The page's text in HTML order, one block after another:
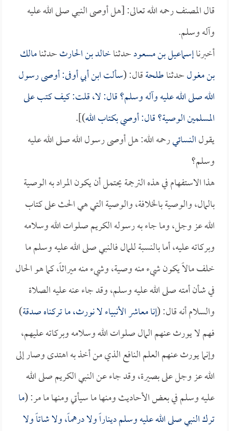
قال المصنف رحمه الله تعالى: [هل أوصى النبي صلى الله عليه
وآله وسلم.
أخبرناإسماعيل بن مسعودحدثناخالد بن الحارثحدثنامالك
بن مغولحدثناطلحةقال: (سألتابن أبي أوفى: أوصى رسول
الله صلى الله عليه وآله وسلم؟ قال: لا، قلت: كيف كتب على
المسلمين الوصية؟ قال: أوصي بكتاب الله)].
يقولالنسائيرحمه الله: هل أوصى رسول الله صلى الله عليه
وسلم؟
هذا الاستفهام في هذه الترجمة يحتمل أن يكون المراد به الوصية
بالمال، والوصية بالخلافة، والوصية التي هي الحث على كتاب
الله عز وجل، وما جاء به رسوله الكريم صلوات الله وسلامه
وبركاته عليه، أما بالنسبة للمال فالنبي صلى الله عليه وسلم ما
خلف مالاً يكون شيء منه وصية، وشيء منه ميراثاً، كما هو الحال
في شأن أمته صلى الله عليه وسلم، وقد جاء عنه عليه الصلاة
والسلام أنه قال: (إنا معاشر الأنبياء لا نورث، ما تركناه صدقة)
فهم لا يورث عنهم المال صلوات الله وسلامه وبركاته عليهم،
وإنما يورث عنهم العلم النافع الذي من أخذ به اهتدى وصار إلى
الله عز وجل على بصيرة، وقد جاء عن النبي الكريم صلى الله
عليه وسلم في بعض الأحاديث ومنها ما سيأتي ومنها ما مر: (ما
ترك النبي صلى الله عليه وسلم ديناراً ولا درهماً، ولا شاتاً ولا